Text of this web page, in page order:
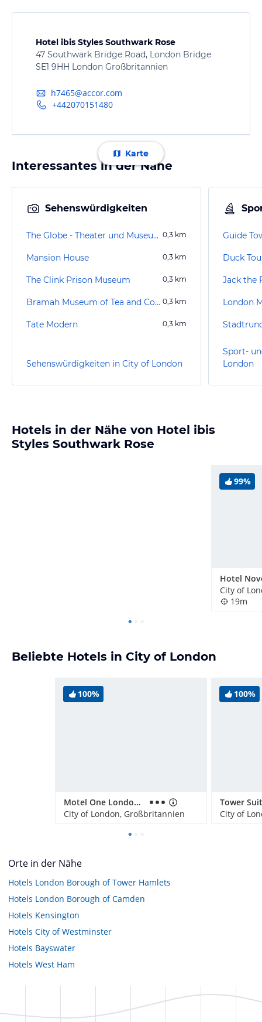
Hotel ibis Styles Southwark Rose
47 Southwark Bridge Road, London Bridge
SE1 9HH London Großbritannien
h7465@accor.com
+442070151480
Karte
Interessantes in der Nähe
Sehenswürdigkeiten
The Globe - Theater und Museum 0,3 km
Mansion House 0,3 km
The Clink Prison Museum 0,3 km
Bramah Museum of Tea and Coffee 0,3 km
Tate Modern 0,3 km
Sehenswürdigkeiten in City of London
Guide
Duck
Jack the
London
Sport-
London
Hotels in der Nähe von Hotel ibis
Styles Southwark Rose
99%
City of
19m
Beliebte Hotels in City of London
100%
Motel One London-Tower Hill
City of London, Großbritannien
100%
City of
Orte in der Nähe
Hotels London Borough of Tower Hamlets
Hotels London Borough of Camden
Hotels Kensington
Hotels City of Westminster
Hotels Bayswater
Hotels West Ham